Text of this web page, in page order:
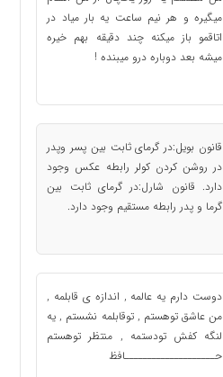
میگیره و هر نیم ساعت یه بار میاد در
اتاقمو باز میکنه چند دقیقه بهم خیره
میشه بعد دوباره درو میبنده !
قانون بویل:در گرمای ثابت بین پسر وپدر
در روشن کردن کولر رابطه عکس وجود
دارد. قانون شارل:در گرمای ثابت بین
گرما و پدر رابطه مستقیم وجود دارد.
دوست دارم یه عالمه , اندازه ی قابلمه ,
من عاشق توهستم , توقابلمه نشستم , یه
لنگه کفش تودستمه , منتظر توهستم
حــــــــــــــــــــافظ